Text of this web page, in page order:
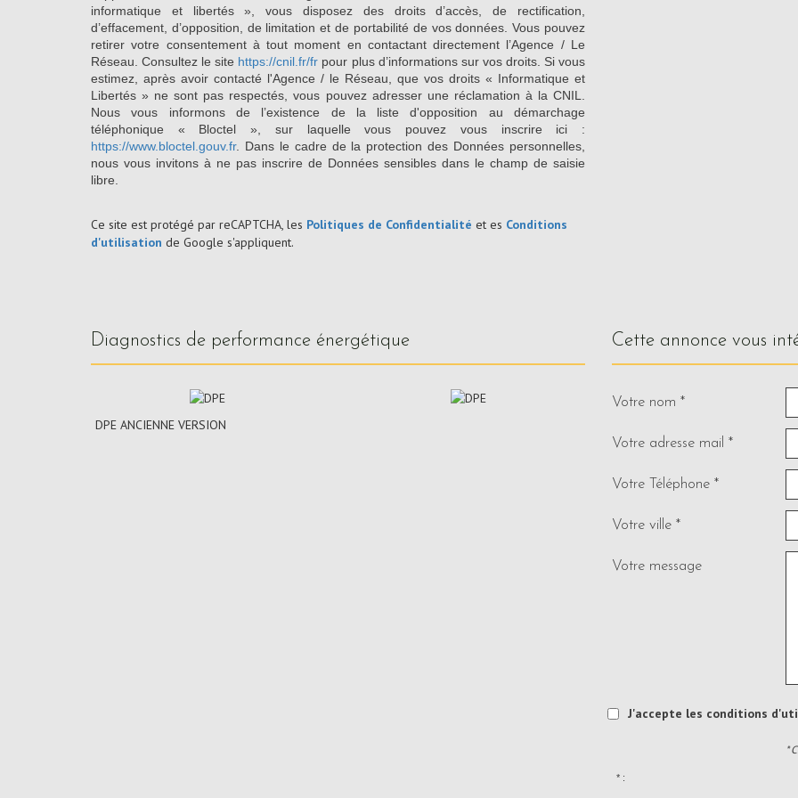
informatique et libertés », vous disposez des droits d’accès, de rectification,
d’effacement, d’opposition, de limitation et de portabilité de vos données. Vous pouvez
retirer votre consentement à tout moment en contactant directement l’Agence / Le
Réseau. Consultez le site https://cnil.fr/fr pour plus d’informations sur vos droits. Si vous
estimez, après avoir contacté l'Agence / le Réseau, que vos droits « Informatique et
Libertés » ne sont pas respectés, vous pouvez adresser une réclamation à la CNIL.
Nous vous informons de l’existence de la liste d'opposition au démarchage
téléphonique « Bloctel », sur laquelle vous pouvez vous inscrire ici :
https://www.bloctel.gouv.fr. Dans le cadre de la protection des Données personnelles,
nous vous invitons à ne pas inscrire de Données sensibles dans le champ de saisie
libre.
Ce site est protégé par reCAPTCHA, les Politiques de Confidentialité et es Conditions
d'utilisation de Google s'appliquent.
diagnostics de performance énergétique
DPE ANCIENNE VERSION
cette annonce vous
Votre nom *
Votre adresse mail *
Votre Téléphone *
Votre ville *
Votre message
J'accepte les conditions
*
* :